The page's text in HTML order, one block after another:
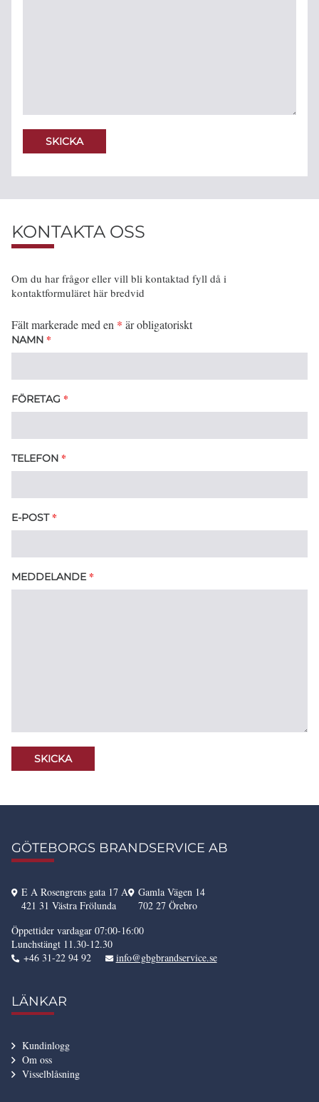
KONTAKTA OSS
Om du har frågor eller vill bli kontaktad fyll då i
kontaktformuläret här bredvid
Fält markerade med en * är obligatoriskt
NAMN *
FÖRETAG *
TELEFON *
E-POST *
MEDDELANDE *
GÖTEBORGS BRANDSERVICE AB
E A Rosengrens gata 17 A
421 31 Västra Frölunda
Gamla Vägen 14
702 27 Örebro
Öppettider vardagar 07:00-16:00
Lunchstängt 11.30-12.30
+46 31-22 94 92
info@gbgbrandservice.se
LÄNKAR
Kundinlogg
Om oss
Visselblåsning